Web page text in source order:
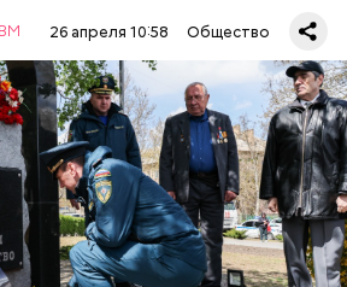
26 апреля 10:58 Общество
обороны Московского
Макеев в 1986 году служил в
механизированном полку
На тот момент, когда
на Чернобыльской атомной
лет.
ИСТОРИЯ
палача, святой Николай спас от
невинно осужденных